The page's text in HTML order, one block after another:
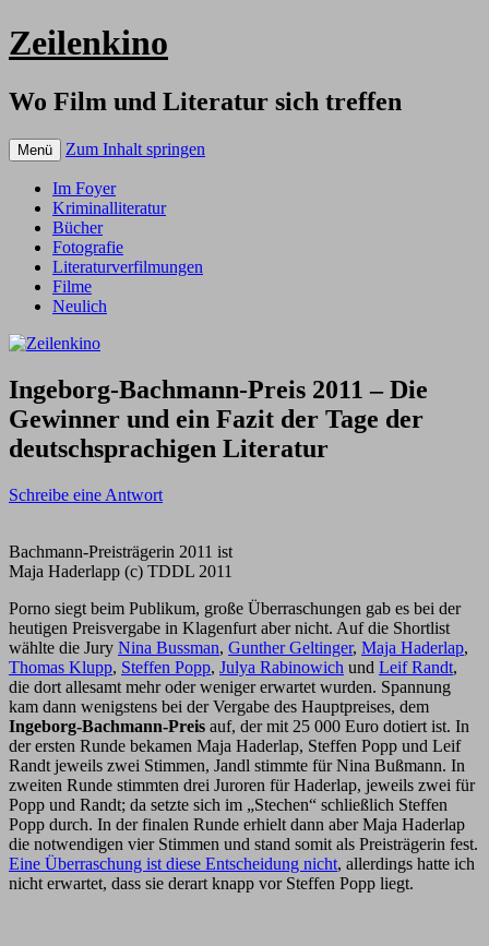
Zeilenkino
Wo Film und Literatur sich treffen
Menü Zum Inhalt springen
Im Foyer
Kriminalliteratur
Bücher
Fotografie
Literaturverfilmungen
Filme
Neulich
Ingeborg-Bachmann-Preis 2011 – Die
Gewinner und ein Fazit der Tage der
deutschsprachigen Literatur
Schreibe eine Antwort
Bachmann-Preisträgerin 2011 ist
Maja Haderlapp (c) TDDL 2011
Porno siegt beim Publikum, große Überraschungen gab es bei der
heutigen Preisvergabe in Klagenfurt aber nicht. Auf die Shortlist
wählte die Jury Nina Bussman, Gunther Geltinger, Maja Haderlap,
Thomas Klupp, Steffen Popp, Julya Rabinowich und Leif Randt,
die dort allesamt mehr oder weniger erwartet wurden. Spannung
kam dann wenigstens bei der Vergabe des Hauptpreises, dem
Ingeborg-Bachmann-Preis auf, der mit 25 000 Euro dotiert ist. In
der ersten Runde bekamen Maja Haderlap, Steffen Popp und Leif
Randt jeweils zwei Stimmen, Jandl stimmte für Nina Bußmann. In
zweiten Runde stimmten drei Juroren für Haderlap, jeweils zwei für
Popp und Randt; da setzte sich im „Stechen“ schließlich Steffen
Popp durch. In der finalen Runde erhielt dann aber Maja Haderlap
die notwendigen vier Stimmen und stand somit als Preisträgerin fest.
Eine Überraschung ist diese Entscheidung nicht, allerdings hatte ich
nicht erwartet, dass sie derart knapp vor Steffen Popp liegt.